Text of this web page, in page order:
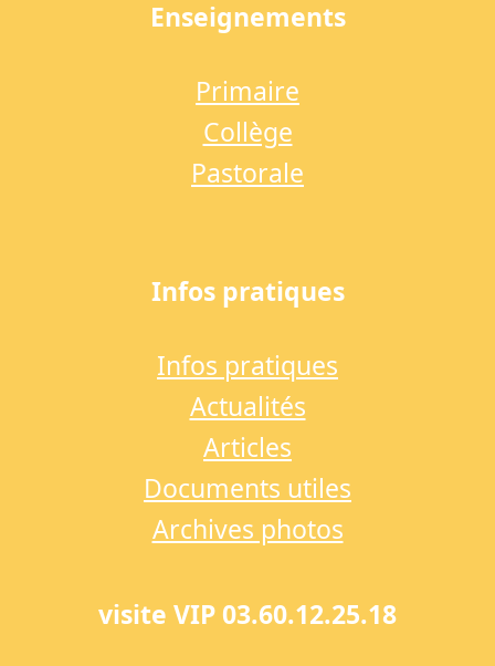
Enseignements
Primaire
Collège
Pastorale
Infos pratiques
Infos pratiques
Actualités
Articles
Documents utiles
Archives photos
visite VIP 03.60.12.25.18